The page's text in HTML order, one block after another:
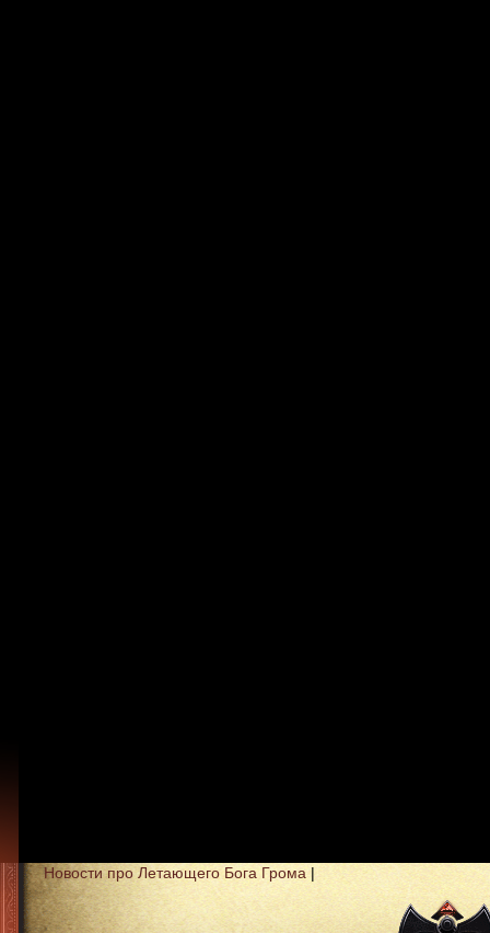
Новости про Летающего Бога Грома|